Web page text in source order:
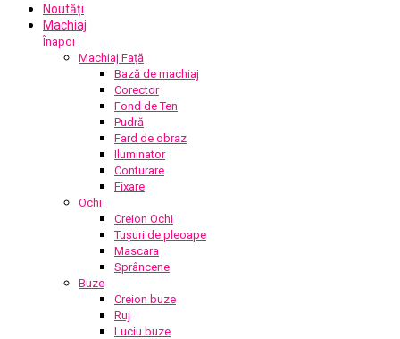
Noutăți
Machiaj
Înapoi
Machiaj Față
Bază de machiaj
Corector
Fond de Ten
Pudră
Fard de obraz
Iluminator
Conturare
Fixare
Ochi
Creion Ochi
Tușuri de pleoape
Mascara
Sprâncene
Buze
Creion buze
Ruj
Luciu buze